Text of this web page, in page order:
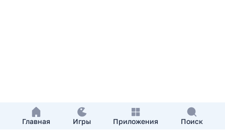
Главная Игры Приложения Поиск